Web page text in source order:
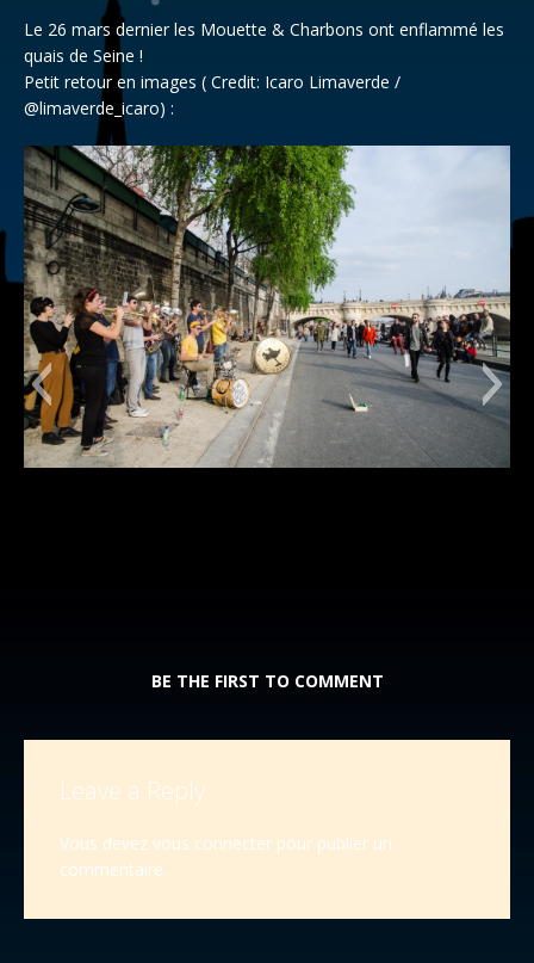
Le 26 mars dernier les Mouette & Charbons ont enflammé les
quais de Seine !
Petit retour en images ( Credit: Icaro Limaverde /
@limaverde_icaro​) :
BE THE FIRST TO COMMENT
Leave a Reply
Vous devez vous connecter pour publier un
commentaire.